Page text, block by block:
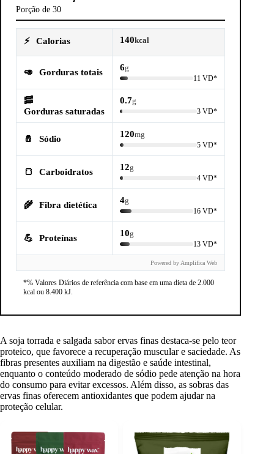
Porção de 30
⚡ Calorias 140kcal
🥑 Gorduras totais 6g
11 VD*
🥓
Gorduras saturadas
0.7g
3 VD*
🧂 Sódio 120mg
5 VD*
🍞 Carboidratos 12g
4 VD*
🌾 Fibra dietética 4g
16 VD*
💪 Proteínas 10g
13 VD*
Powered by Amplifica Web
*% Valores Diários de referência com base em uma dieta de 2.000
kcal ou 8.400 kJ.
A soja torrada e salgada sabor ervas finas destaca-se pelo teor
proteico, que favorece a recuperação muscular e saciedade. As
fibras presentes auxiliam na digestão e saúde intestinal,
enquanto o conteúdo moderado de sódio pede atenção na hora
do consumo para evitar excessos. Além disso, as sobras das
ervas finas oferecem antioxidantes que podem ajudar na
proteção celular.